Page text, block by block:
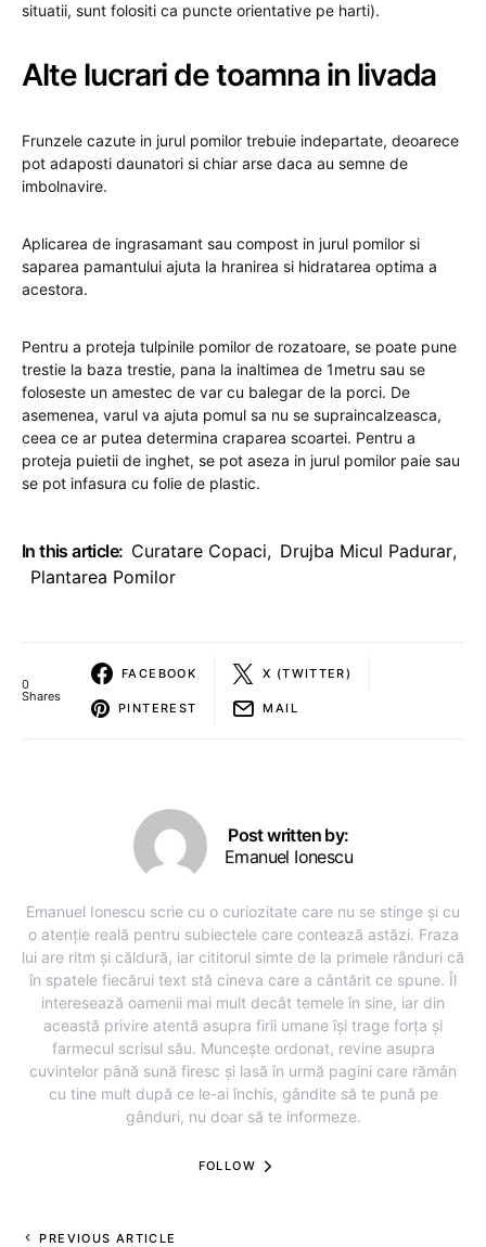
situatii, sunt folositi ca puncte orientative pe harti).
Alte lucrari de toamna in livada
Frunzele cazute in jurul pomilor trebuie indepartate, deoarece
pot adaposti daunatori si chiar arse daca au semne de
imbolnavire.
Aplicarea de ingrasamant sau compost in jurul pomilor si
saparea pamantului ajuta la hranirea si hidratarea optima a
acestora.
Pentru a proteja tulpinile pomilor de rozatoare, se poate pune
trestie la baza trestie, pana la inaltimea de 1metru sau se
foloseste un amestec de var cu balegar de la porci. De
asemenea, varul va ajuta pomul sa nu se supraincalzeasca,
ceea ce ar putea determina craparea scoartei. Pentru a
proteja puietii de inghet, se pot aseza in jurul pomilor paie sau
se pot infasura cu folie de plastic.
In this article: Curatare Copaci, Drujba Micul Padurar,
Plantarea Pomilor
0
Shares
FACEBOOK X (TWITTER)
PINTEREST MAIL
Post written by:
Emanuel Ionescu
Emanuel Ionescu scrie cu o curiozitate care nu se stinge și cu
o atenție reală pentru subiectele care contează astăzi. Fraza
lui are ritm și căldură, iar cititorul simte de la primele rânduri că
în spatele fiecărui text stă cineva care a cântărit ce spune. Îl
interesează oamenii mai mult decât temele în sine, iar din
această privire atentă asupra firii umane își trage forța și
farmecul scrisul său. Muncește ordonat, revine asupra
cuvintelor până sună firesc și lasă în urmă pagini care rămân
cu tine mult după ce le-ai închis, gândite să te pună pe
gânduri, nu doar să te informeze.
FOLLOW
PREVIOUS ARTICLE